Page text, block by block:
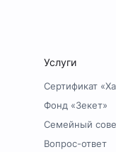
Услуги
Сертификат
Фонд «Зекет»
Семейный
Вопрос-ответ